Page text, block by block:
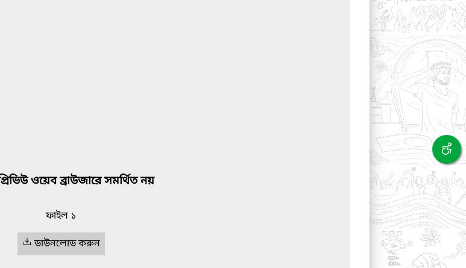
ওয়েব ব্রাউজারে সমর্থিত নয়
ফাইল ১
ডাউনলোড করুন